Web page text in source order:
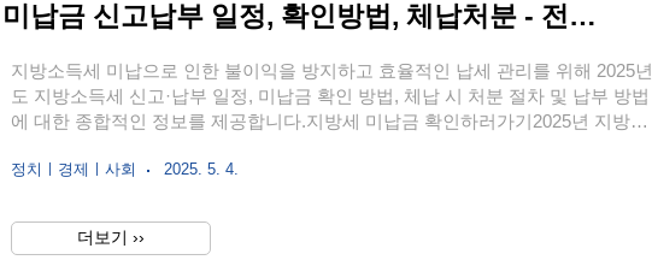
2025 지방소득세 미납금 신고납부 일정, 확인방법, 체납처분 - 전자납부 완벽가이드
지방소득세 미납으로 인한 불이익을 방지하고 효율적인 납세 관리를 위해 2025년
도 지방소득세 신고·납부 일정, 미납금 확인 방법, 체납 시 처분 절차 및 납부 방법
에 대한 종합적인 정보를 제공합니다.지방세 미납금 확인하러가기2025년 지방소
(수)까지신고대상: 12월 결산법인의 2024년 귀속 법인소득영리법인, 비영리법인
본점 및 주사무소 소재지신고·납부방법: 위택스 전자신고 또는 지자체(우편, 방
문) 신고개인지방소득세 신고·납부신고대상: 종합소득세(국세) 신고·납부 의무자
정치ㅣ경제ㅣ사회 2025. 5. 4.
더보기 ››